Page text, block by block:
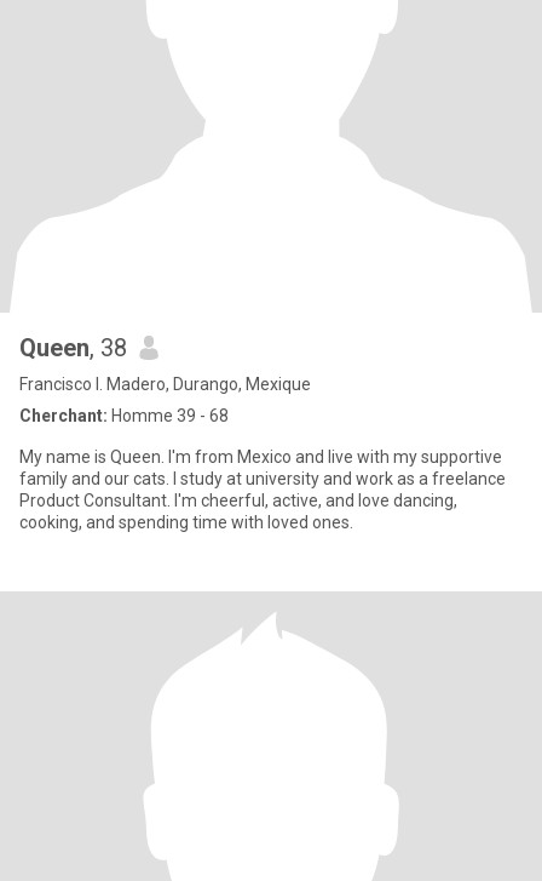
Queen, 38
Francisco I. Madero, Durango, Mexique
Cherchant: Homme 39 - 68
My name is Queen. I'm from Mexico and live with my supportive
family and our cats. I study at university and work as a freelance
Product Consultant. I'm cheerful, active, and love dancing,
cooking, and spending time with loved ones.